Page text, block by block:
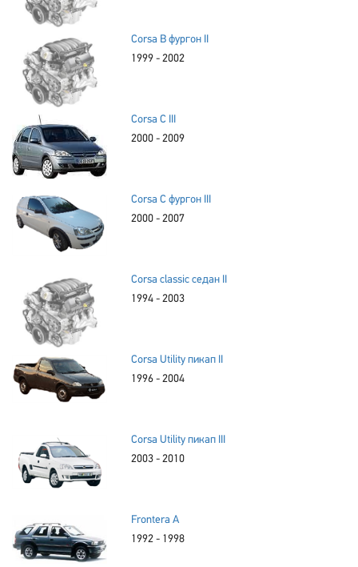
Corsa B фургон II
1999 - 2002
Corsa C III
2000 - 2009
Corsa C фургон III
2000 - 2007
Corsa classic седан II
1994 - 2003
Corsa Utility пикап II
1996 - 2004
Corsa Utility пикап III
2003 - 2010
Frontera A
1992 - 1998